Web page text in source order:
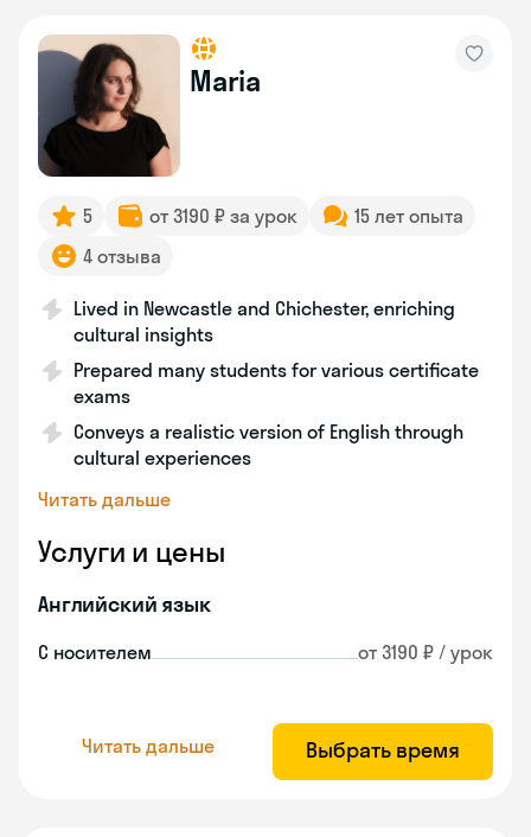
Maria
5 от 3190 ₽ за урок
15 лет опыта
4 отзыва
Lived in Newcastle and Chichester, enriching
cultural insights
Prepared many students for various certificate
exams
Conveys a realistic version of English through
cultural experiences
Читать дальше
Услуги и цены
Английский язык
С носителем от 3190 ₽ / урок
Читать дальше Выбрать время